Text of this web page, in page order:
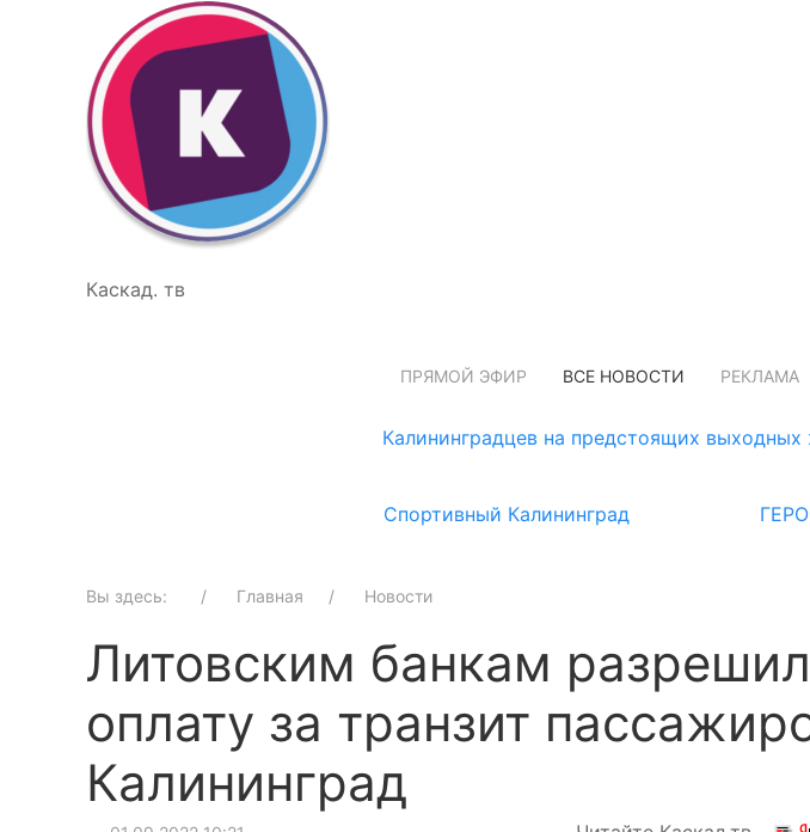
Каскад. тв
ПРЯМОЙ ЭФИР ВСЕ НОВОСТИ РЕКЛАМА
Калининградцев на предстоящих
Спортивный Калининград
Вы здесь: Главная Новости
Литовским банкам
оплату за транзит
Калининград